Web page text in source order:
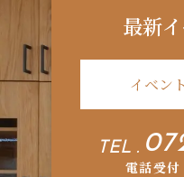
最新
イベン
TEL .
電話受